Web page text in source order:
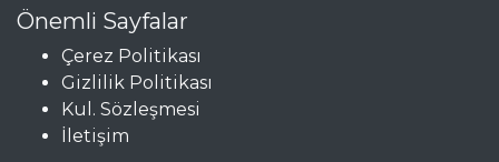
Kremalı Sebzeli
Börek
PATLICAN
GÜVEÇ
Et Yemekleri Tüm
Önemli Sayfalar
Çerez Politikası
Gizlilik Politikası
Kul. Sözleşmesi
İletişim